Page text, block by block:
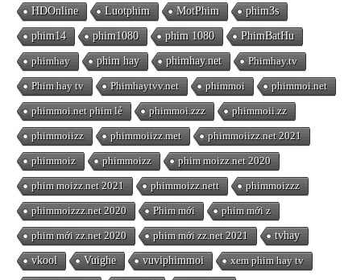
HDOnline Luotphim MotPhim phim3s
phim14 phim1080 phim 1080 PhimBatHu
phimhay phim hay phimhay.net Phimhay.tv
Phim hay tv Phimhaytvv.net phimmoi phimmoi.net
phimmoi.net phim lẻ phimmoi.zzz phimmoii.zz
phimmoiizz phimmoiizz.met phimmoiizz.net 2021
phimmoiz phimmoizz phim moizz.net 2020
phim moizz.net 2021 phimmoizz.nett phimmoizzz
phimmoizzz.net 2020 Phim mới phim mới z
phim mới zz.net 2020 phim mới zz.net 2021 tvhay
vkool Vuighe vuviphimmoi xem phim hay tv